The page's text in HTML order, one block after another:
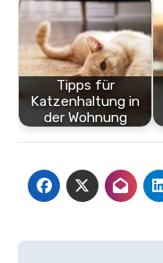
Tipps für
Katzenhaltung in
der Wohnung